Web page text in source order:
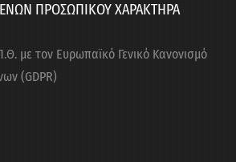
ΠΡΟΣΩΠΙΚΟΥ ΧΑΡΑΚΤΗΡΑ
με τον Ευρωπαϊκό Γενικό Κανονισμό
(GDPR)